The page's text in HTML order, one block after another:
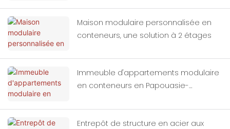
Maison modulaire personnalisée en
conteneurs, une solution à 2 étages
Immeuble d'appartements modulaire
en conteneurs en Papouasie-
Entrepôt de structure en acier aux